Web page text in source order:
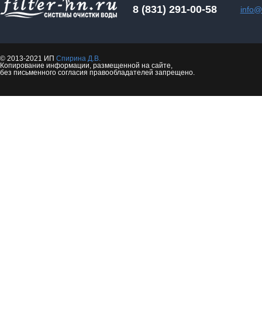
8 (831) 291-00-58
© 2013-2021 ИП Спирина Д.В.
Копирование информации, размещенной на сайте,
без письменного согласия правообладателей запрещено.